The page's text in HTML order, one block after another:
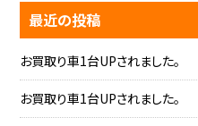
最近の投稿
お買取り車1台UPされました。
お買取り車1台UPされました。